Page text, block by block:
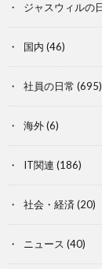
ジャスウィルの
国内 (46)
社員の日常 (695)
海外(6)
IT関連 (186)
社会・経済 (20)
ニュース (40)